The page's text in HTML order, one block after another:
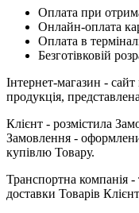
Оплата при
Онлайн-оплата
Оплата в
Безготівковій
Інтернет-магазин -
продукція,
Клієнт - розмістила
Замовлення -
купівлю Товару.
Транспортна компанія
доставки Товарів